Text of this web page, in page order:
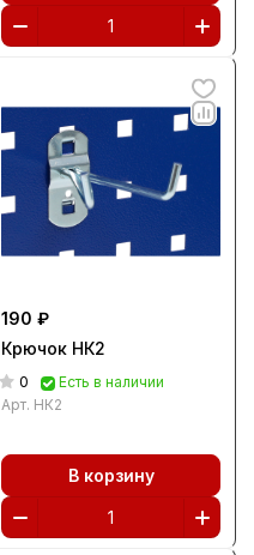
190 ₽
Крючок НК2
0
Есть в наличии
Арт. НК2
В корзину